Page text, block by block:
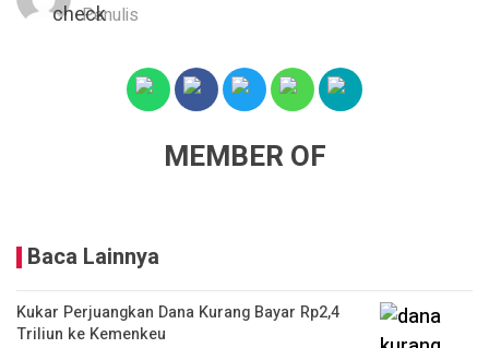
Penulis
MEMBER OF
Baca Lainnya
Kukar Perjuangkan Dana Kurang Bayar Rp2,4
Triliun ke Kemenkeu